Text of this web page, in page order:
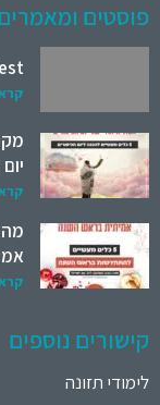
פוסטים
קישורים נוספים
לימודי תזונה